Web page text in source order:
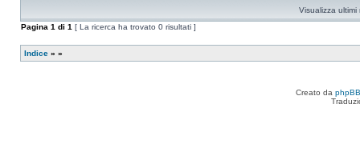
Visualizza ultimi
Pagina 1 di 1 [ La ricerca ha trovato 0 risultati ]
Indice » »
Creato da phpBB